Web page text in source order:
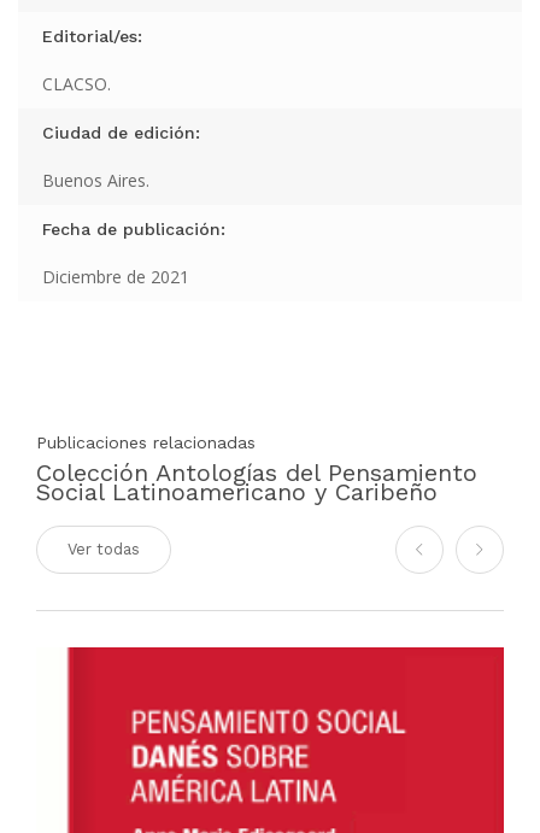
Editorial/es:
CLACSO.
Ciudad de edición:
Buenos Aires.
Fecha de publicación:
Diciembre de 2021
Publicaciones relacionadas
Colección Antologías del Pensamiento
Social Latinoamericano y Caribeño
Ver todas